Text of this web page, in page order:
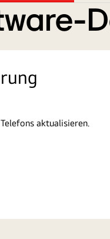
aktualisieren.